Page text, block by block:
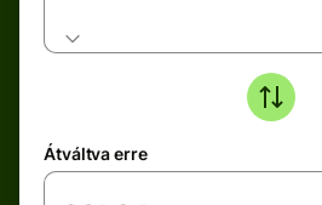
Átváltva erre